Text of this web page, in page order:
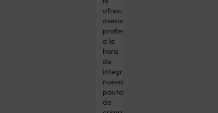
ofrezca
asesoramiento
profesional
a la
hora
de
integrar
nuevas
pautas
de